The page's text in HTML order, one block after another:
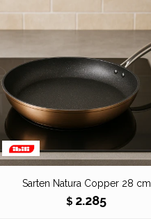
Sarten Natura Copper 28 cm
$ 2.285